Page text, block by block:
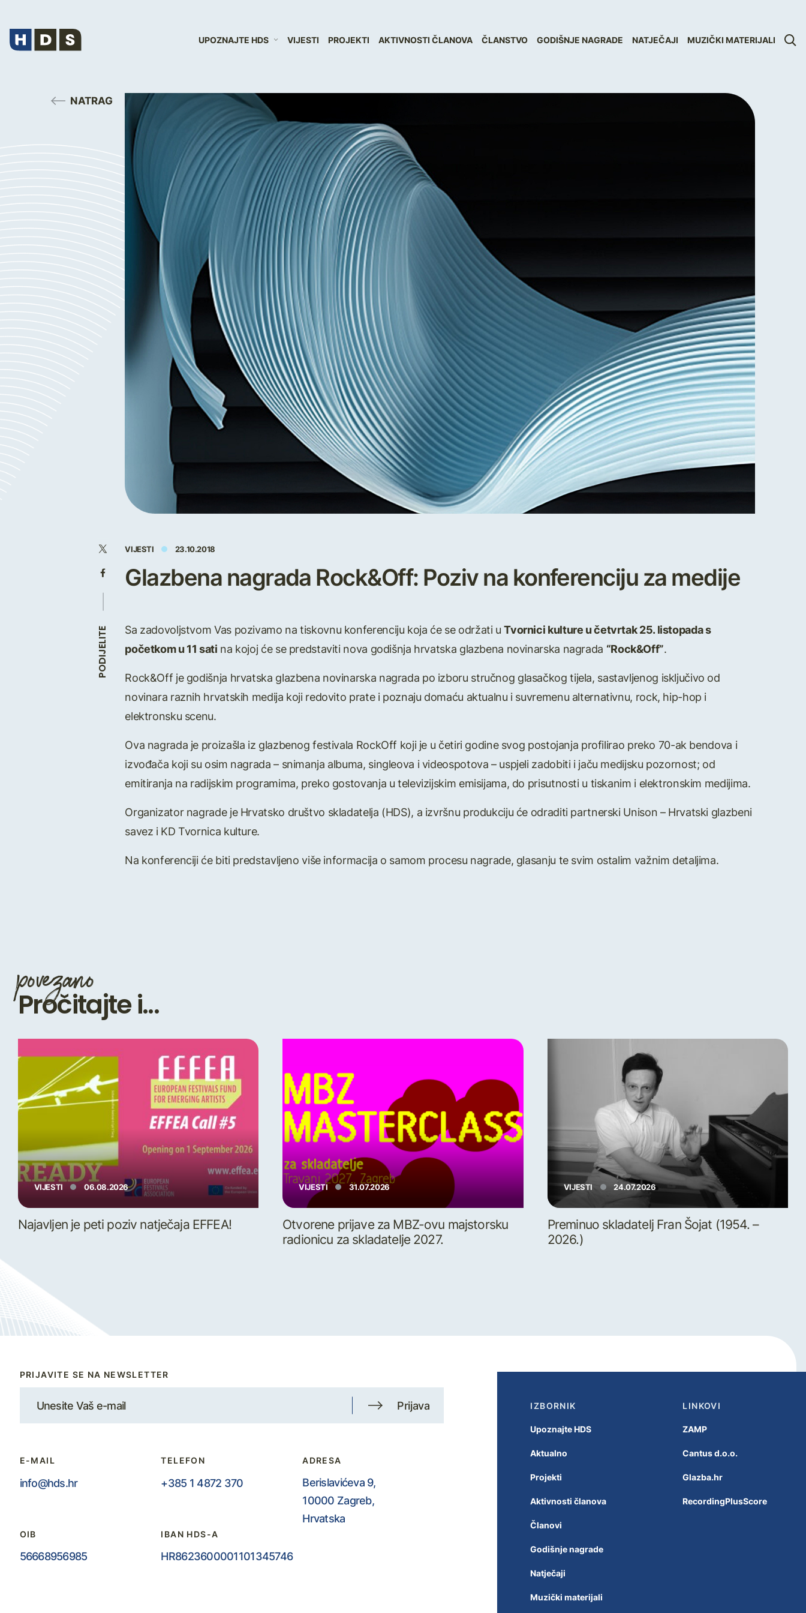
UPOZNAJTE HDS VIJESTI PROJEKTI AKTIVNOSTI ČLANOVA ČLANSTVO GODIŠNJE NAGRADE NATJEČAJI MUZIČKI MATERIJALI
NATRAG
PODIJELITE
VIJESTI 23.10.2018
Glazbena nagrada Rock&Off: Poziv na konferenciju za medije
Sa zadovoljstvom Vas pozivamo na tiskovnu konferenciju koja će se održati uTvornici kulture u četvrtak 25. listopada s
početkom u 11 sati na kojoj će se predstaviti nova godišnja hrvatska glazbena novinarska nagrada “Rock&Off”.
Rock&Off je godišnja hrvatska glazbena novinarska nagrada po izboru stručnog glasačkog tijela, sastavljenog isključivo od
novinara raznih hrvatskih medija koji redovito prate i poznaju domaću aktualnu i suvremenu alternativnu, rock, hip-hop i
elektronsku scenu.
Ova nagrada je proizašla iz glazbenog festivala RockOff koji je u četiri godine svog postojanja profilirao preko 70-ak bendova i
izvođača koji su osim nagrada – snimanja albuma, singleova i videospotova – uspjeli zadobiti i jaču medijsku pozornost; od
emitiranja na radijskim programima, preko gostovanja u televizijskim emisijama, do prisutnosti u tiskanim i elektronskim medijima.
Organizator nagrade je Hrvatsko društvo skladatelja (HDS), a izvršnu produkciju će odraditi partnerski Unison – Hrvatski glazbeni
savez i KD Tvornica kulture.
Na konferenciji će biti predstavljeno više informacija o samom procesu nagrade, glasanju te svim ostalim važnim detaljima.
povezano
Pročitajte i...
VIJESTI 06.08.2026
Najavljen je peti poziv natječaja EFFEA!
VIJESTI 31.07.2026
Otvorene prijave za MBZ-ovu majstorsku
radionicu za skladatelje 2027.
VIJESTI 24.07.2026
Preminuo skladatelj Fran Šojat (1954. –
2026.)
PRIJAVITE SE NA NEWSLETTER
Prijava
E-MAIL
info@hds.hr
TELEFON
+385 1 4872 370
ADRESA
Berislavićeva 9,
10000 Zagreb,
Hrvatska
OIB
56668956985
IBAN HDS-A
HR8623600001101345746
IZBORNIK
Upoznajte HDS
Aktualno
Projekti
Aktivnosti članova
Članovi
Godišnje nagrade
Natječaji
Muzički materijali
LINKOVI
ZAMP
Cantus d.o.o.
Glazba.hr
RecordingPlusScore